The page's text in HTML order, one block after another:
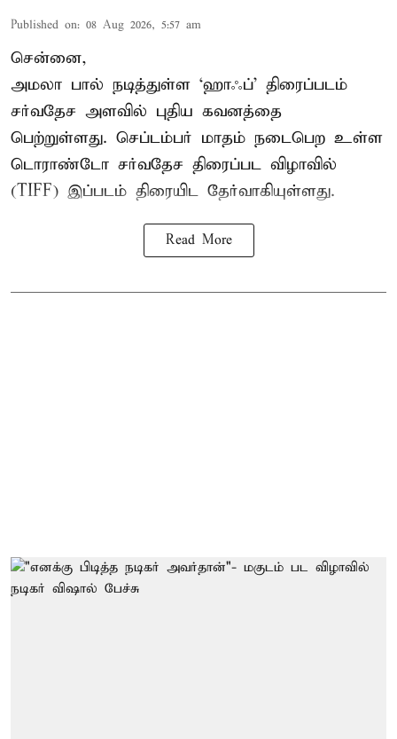
Published on: 08 Aug 2026, 5:57 am
சென்னை,
அமலா பால் நடித்துள்ள ‘ஹாஃப்’ திரைப்படம்
சர்வதேச அளவில் புதிய கவனத்தை
பெற்றுள்ளது. செப்டம்பர் மாதம் நடைபெற உள்ள
டொராண்டோ சர்வதேச திரைப்பட விழாவில்
(TIFF) இப்படம் திரையிட தேர்வாகியுள்ளது.
Read More